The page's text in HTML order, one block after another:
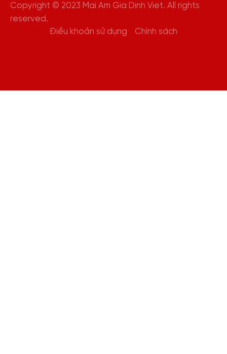
Copyright © 2023 Mai Am Gia Dinh Viet. All rights
reserved.
Điều khoản sử dụng
Chính sách